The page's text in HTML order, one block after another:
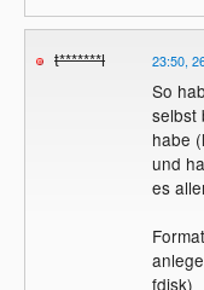
t*******l 23:50,
So
selbst
habe
und
es
fdisk)